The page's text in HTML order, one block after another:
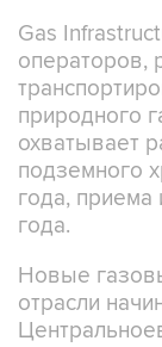
Gas
операторов,
природного
охватывает
подземного
года,
года.
Новые
отрасли